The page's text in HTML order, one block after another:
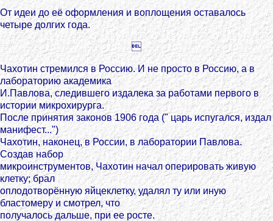
От идеи до её оформления и воплощения оставалось
четыре долгих года.

Чахотин стремился в Россию. И не просто в Россию, а в
лабораторию академика
И.Павлова, следившего издалека за работами первого в
истории микрохирурга.
После принятия законов 1906 года (" царь испугался, издал
манифест...")
Чахотин, наконец, в России, в лаборатории Павлова.
Создав набор
микроинструментов, Чахотин начал оперировать живую
клетку; брал
оплодотворённую яйцеклетку, удалял ту или иную
бластомеру и смотрел, что
получалось дальше, при ее росте.